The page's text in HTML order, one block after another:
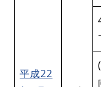
平成22